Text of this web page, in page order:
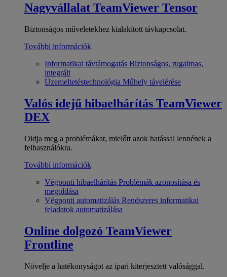
Nagyvállalat TeamViewer Tensor
Biztonságos műveletekhez kialakított távkapcsolat.
További információk
Informatikai távtámogatás Biztonságos, rugalmas,
integrált
Üzemeltetéstechnológia Műhely távelérése
Valós idejű hibaelhárítás TeamViewer
DEX
Oldja meg a problémákat, mielőtt azok hatással lennének a
felhasználókra.
További információk
Végponti hibaelhárítás Problémák azonosítása és
megoldása
Végponti automatizálás Rendszeres informatikai
feladatok automatizálása
Online dolgozó TeamViewer
Frontline
Növelje a hatékonyságot az ipari kiterjesztett valósággal.